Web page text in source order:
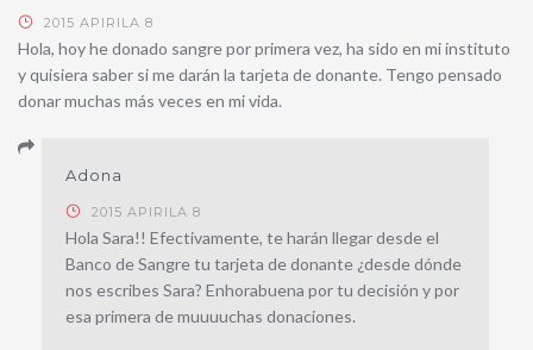
2015 APIRILA 8
Hola, hoy he donado sangre por primera vez, ha sido en mi instituto
y quisiera saber si me darán la tarjeta de donante. Tengo pensado
donar muchas más veces en mi vida.
Adona
2015 APIRILA 8
Hola Sara!! Efectivamente, te harán llegar desde el
Banco de Sangre tu tarjeta de donante ¿desde dónde
nos escribes Sara? Enhorabuena por tu decisión y por
esa primera de muuuuchas donaciones.